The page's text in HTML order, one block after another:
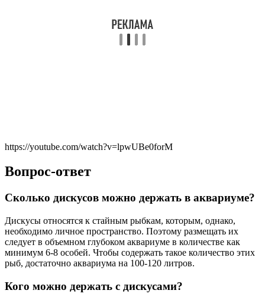
https://youtube.com/watch?v=lpwUBe0forM
Вопрос-ответ
Сколько дискусов можно держать в аквариуме?
Дискусы относятся к стайным рыбкам, которым, однако,
необходимо личное пространство. Поэтому размещать их
следует в объемном глубоком аквариуме в количестве как
минимум 6-8 особей. Чтобы содержать такое количество этих
рыб, достаточно аквариума на 100-120 литров.
Кого можно держать с дискусами?